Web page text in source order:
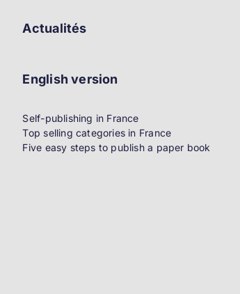
Actualités
English version
Self-publishing in France
Top selling categories in France
Five easy steps to publish a paper book